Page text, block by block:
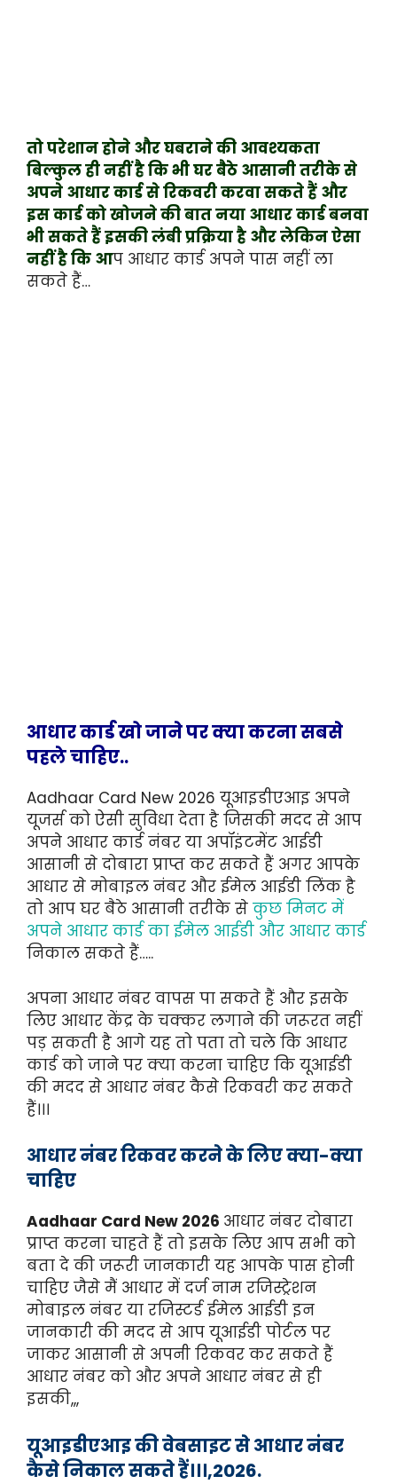
तो परेशान होने और घबराने की आवश्यकता
बिल्कुल ही नहीं है कि भी घर बैठे आसानी तरीके से
अपने आधार कार्ड से रिकवरी करवा सकते हैं और
इस कार्ड को खोजने की बात नया आधार कार्ड बनवा
भी सकते हैं इसकी लंबी प्रक्रिया है और लेकिन ऐसा
नहीं है कि आप आधार कार्ड अपने पास नहीं ला
सकते हैं…
आधार कार्ड खो जाने पर क्या करना सबसे
पहले चाहिए..
Aadhaar Card New 2026 यूआइडीएआइ अपने
यूजर्स को ऐसी सुविधा देता है जिसकी मदद से आप
अपने आधार कार्ड नंबर या अपॉइंटमेंट आईडी
आसानी से दोबारा प्राप्त कर सकते हैं अगर आपके
आधार से मोबाइल नंबर और ईमेल आईडी लिंक है
तो आप घर बैठे आसानी तरीके से कुछ मिनट में
अपने आधार कार्ड का ईमेल आईडी और आधार कार्ड
निकाल सकते हैं…..
अपना आधार नंबर वापस पा सकते हैं और इसके
लिए आधार केंद्र के चक्कर लगाने की जरूरत नहीं
पड़ सकती है आगे यह तो पता तो चले कि आधार
कार्ड को जाने पर क्या करना चाहिए कि यूआईडी
की मदद से आधार नंबर कैसे रिकवरी कर सकते
हैं।।।
आधार नंबर रिकवर करने के लिए क्या-क्या
चाहिए
Aadhaar Card New 2026 आधार नंबर दोबारा
प्राप्त करना चाहते हैं तो इसके लिए आप सभी को
बता दे की जरूरी जानकारी यह आपके पास होनी
चाहिए जैसे मैं आधार में दर्ज नाम रजिस्ट्रेशन
मोबाइल नंबर या रजिस्टर्ड ईमेल आईडी इन
जानकारी की मदद से आप यूआईडी पोर्टल पर
जाकर आसानी से अपनी रिकवर कर सकते हैं
आधार नंबर को और अपने आधार नंबर से ही
इसकी,,,
यूआइडीएआइ की वेबसाइट से आधार नंबर
कैसे निकाल सकते हैं।।।,2026.